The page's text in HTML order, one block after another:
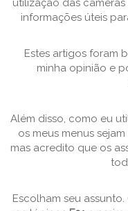
utilização das
informações úteis
Estes artigos foram
minha opinião e
Além disso, como eu
os meus menus
mas acredito que os
Escolham seu